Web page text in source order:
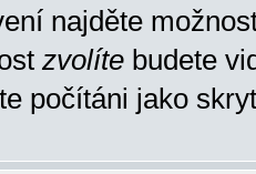
najděte
zvolíte budete
počítáni jako